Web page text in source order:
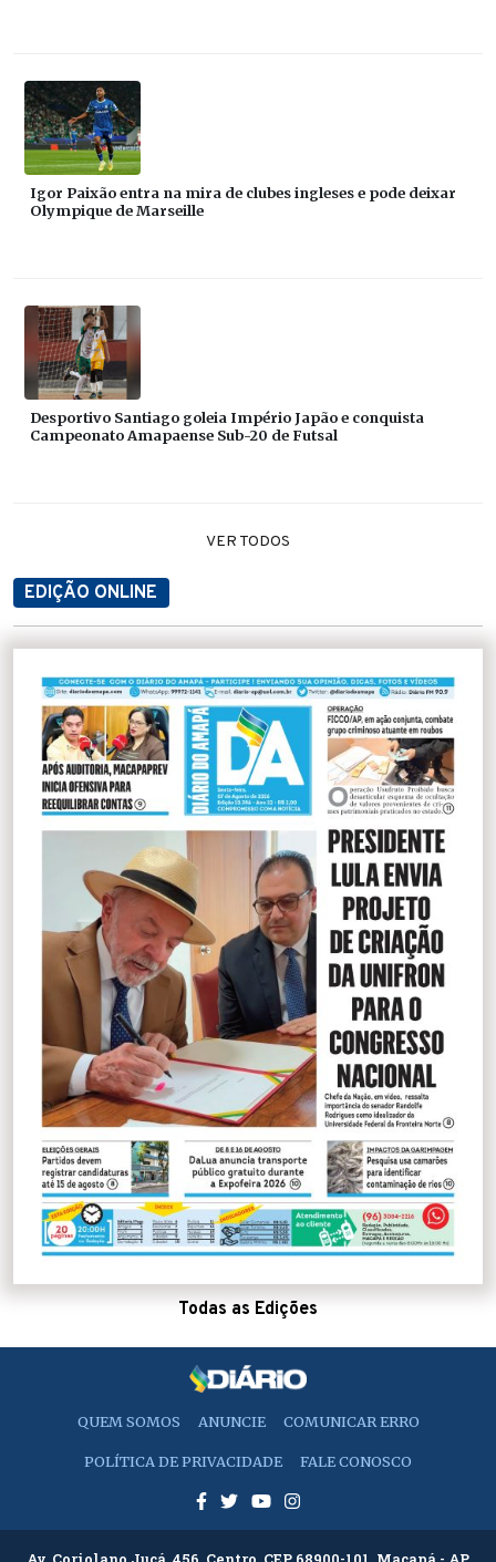
Igor Paixão entra na mira de clubes ingleses e pode deixar
Olympique de Marseille
Desportivo Santiago goleia Império Japão e conquista
Campeonato Amapaense Sub-20 de Futsal
VER TODOS
EDIÇÃO ONLINE
Todas as Edições
QUEM SOMOS ANUNCIE COMUNICAR ERRO
POLÍTICA DE PRIVACIDADE FALE CONOSCO
Av. Coriolano Jucá, 456, Centro. CEP 68900-101, Macapá - AP.